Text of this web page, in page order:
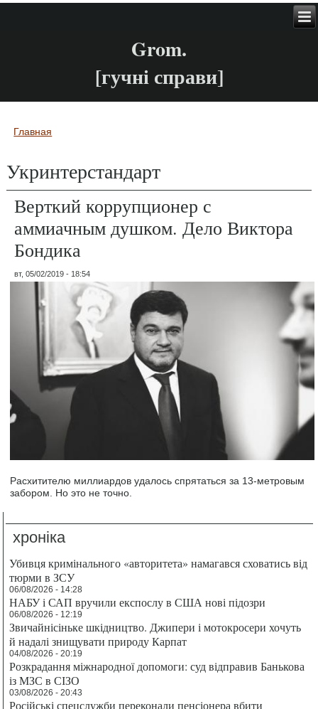
Grom.
[гучні справи]
Вы здесь
Главная
Укринтерстандарт
Верткий коррупционер с
аммиачным душком. Дело Виктора
Бондика
вт, 05/02/2019 - 18:54
Расхитителю миллиардов удалось спрятаться за 13-метровым
забором. Но это не точно.
хроніка
Убивця кримінального «авторитета» намагався сховатись від
тюрми в ЗСУ
06/08/2026 - 14:28
НАБУ і САП вручили експослу в США нові підозри
06/08/2026 - 12:19
Звичайнісіньке шкідництво. Джипери і мотокросери хочуть
й надалі знищувати природу Карпат
04/08/2026 - 20:19
Розкрадання міжнародної допомоги: суд відправив Банькова
із МЗС в СІЗО
03/08/2026 - 20:43
Російські спецслужби переконали пенсіонера вбити